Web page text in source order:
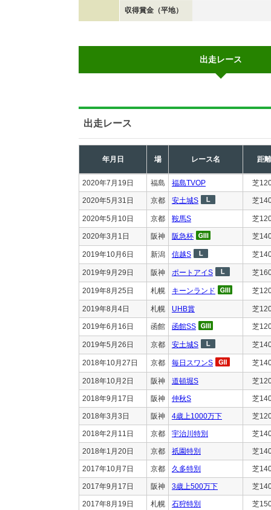
収得賞金（平地）
出走レース
出走レース
年月日 場 レース名 距離
2020年7月19日 福島 福島TVOP 芝
2020年5月31日 京都 安土城S 芝
2020年5月10日 京都 鞍馬S 芝
2020年3月1日 阪神 阪急杯 芝
2019年10月6日 新潟 信越S 芝
2019年9月29日 阪神 ポートアイS 芝
2019年8月25日 札幌 キーンランド 芝
2019年8月4日 札幌 UHB賞 芝
2019年6月16日 函館 函館SS 芝
2019年5月26日 京都 安土城S 芝
2018年10月27日 京都 毎日スワンS 芝
2018年10月2日 阪神 道頓堀S 芝
2018年9月17日 阪神 仲秋S 芝
2018年3月3日 阪神 4歳上1000万下 芝
2018年2月11日 京都 宇治川特別 芝
2018年1月20日 京都 祇園特別 芝
2017年10月7日 京都 久多特別 芝
2017年9月17日 阪神 3歳上500万下 芝
2017年8月19日 札幌 石狩特別 芝